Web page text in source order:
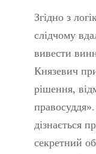
Згідно з
слідчому
вивести
Князевич
рішення,
дізнається
секретний